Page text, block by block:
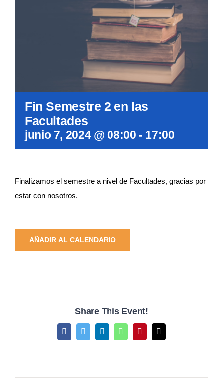
ACCESOS DIRECTOS
Fin Semestre 2 en las
Facultades
junio 7, 2024 @ 08:00 - 17:00
Finalizamos el semestre a nivel de Facultades, gracias por
estar con nosotros.
AÑADIR AL CALENDARIO
Share This Event!
FacebookTwitterLinkedInWhatsAppPinterestEmail